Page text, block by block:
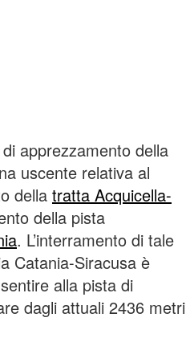
apprezzamento della
uscente relativa al
della tratta Acquicella-
della pista
. L’interramento di tale
Catania-Siracusa è
alla pista di
dagli attuali 2436 metri